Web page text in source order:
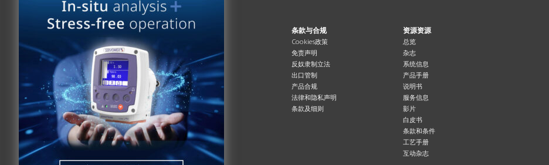
快速链接
分析仪查找器
新闻
联系Servomex
Spectris
Hummingbird
关于我们
全球承诺
专利权
健康和安全
条款与合规
Cookies政策
免责声明
反奴隶制立法
出口管制
产品合规
法律和隐私声明
条款及细则
资源资源
总览
杂志
系统信息
产品手册
说明书
服务信息
影片
白皮书
条款和条件
工艺手册
互动杂志